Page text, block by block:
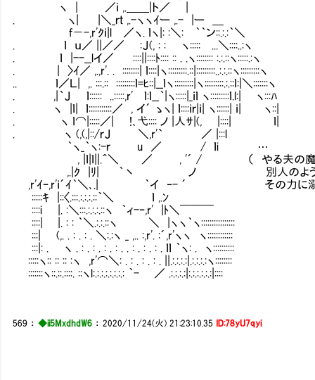
ヽ | ／ｉ ,.＿＿|ト／ |
. ヽ| |＼_ｒｔ ,.-ヽヽｲー ,.- |ー ＿
f－-,r'ｸｉ|l ／ヽ. ｌヽ|: :＼: ｀｀ン::.:.:｀＼
. ｌ ｕ／ ||／／ :Ｊ(, : : ヽ::::: ...＼::::..:ヽ
. ｌ |--__lイ／ ::::||::::ﾄ:::: :: . .ヽ:::::::: :.:.::ヽ:::::.:ヽ
. | 〉ｲ／ ,.,r'. . ::::::::| ｌ::::|ヽ:::::::::.::|:::::::::..:.:.::ヽ:::::::::ヽ
.. ｌ／Ｌ| ,. :::.:: :::::::::ｌ=ﾋ::|__ｌヽ:::::::::|ヽ:::::::::.:.::ｌ:|＼:::::::ヽ
. ,|｀Ｊ ｌ:::::: ..:::::,r' ｌ:ｌ__｀|ヽ:::::|_ｉｌ ヽ:::::::::ｌ.l:| ヽ:::ﾊ
. ヽ |ｌ| ｌ:::::::::::／ , イ´ ゝヽ| ｌ::::ｉｒ|ｉ| ヽ::::::| ｉ| ヽ::|
. ヽ ｌ⌒|:::::／| !､弋:::: ノ |人ｻ|(, |::::| ｌ|
. ヽ (,(,|::/ｒＪ ＼,r'` ／ |:::l
｀ヽ_｀ヽ:-ｒ u ／ / ｌi …
, |ｌ|ｌ||.＾＼ ／ , '´ / （ やる夫の魔気を
,.|ｸ |ﾘ| ｀丶 ノ 別人のように生まれ
,r'ｲｰ,r'ｉ´ｲ｀＼､.| ｀イ ‐- ´ その力に溺れ
:::::ｷ |::〈.:::.:.:.:.::｀＼ ｌ ,.ﾝ
::::i |. :＼:::.:.:.:.::ヽ ｀ィ-ｰ,r' |ﾄ＼￣￣￣
::::| |. : : ｀＼.:.:.::ヽ ＼ |ヽヽ｀ヽ::::::::::::::::
:::| (,. . : . : . ＼:.:ヽ _ ,.. :,r'. :´,r'ヽヽ ヽ::::::::::::
:::|: . ヽ . : . : . : . : . . : . : . : . ｌｌ ｀ヽ: . ヽ::::::::::
:::::ヽ:: :: :: :ヽ ,r'⌒＼: . : . : . : . ||.:.:.:.:|.:.:.:.:ヽ::::::::
:::::::ヽ::.::.::::. ::ヽl:.:.:.:.:.:.:.: ｀- ／ .:.:.:.:|:.:.:.:.:.:|::::
569 ：◆ii5MxdhdW6 ：2020/11/24(火) 21:23:10.35 ID:78yU7qyi